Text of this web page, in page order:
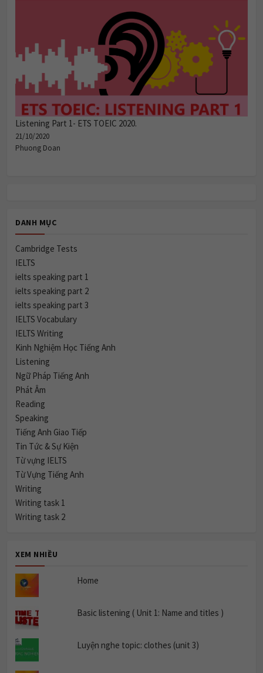
Listening Part 1- ETS TOEIC 2020.
21/10/2020
Phuong Doan
DANH MỤC
Cambridge Tests
IELTS
ielts speaking part 1
ielts speaking part 2
ielts speaking part 3
IELTS Vocabulary
IELTS Writing
Kinh Nghiệm Học Tiếng Anh
Listening
Ngữ Pháp Tiếng Anh
Phát Âm
Reading
Speaking
Tiếng Anh Giao Tiếp
Tin Tức & Sự Kiện
Từ vựng IELTS
Từ Vựng Tiếng Anh
Writing
Writing task 1
Writing task 2
XEM NHIỀU
Home
Basic listening ( Unit 1: Name and titles )
Luyện nghe topic: clothes (unit 3)